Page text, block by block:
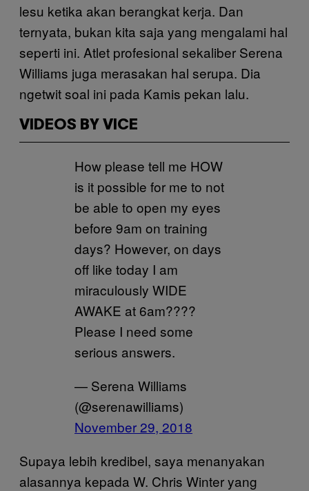
lesu ketika akan berangkat kerja. Dan
ternyata, bukan kita saja yang mengalami hal
seperti ini. Atlet profesional sekaliber Serena
Williams juga merasakan hal serupa. Dia
ngetwit soal ini pada Kamis pekan lalu.
VIDEOS BY VICE
How please tell me HOW
is it possible for me to not
be able to open my eyes
before 9am on training
days? However, on days
off like today I am
miraculously WIDE
AWAKE at 6am????
Please I need some
serious answers.
— Serena Williams
(@serenawilliams)
November 29, 2018
Supaya lebih kredibel, saya menanyakan
alasannya kepada W. Chris Winter yang